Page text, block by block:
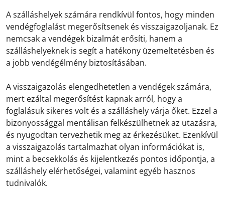
A szálláshelyek számára rendkívül fontos, hogy minden
vendégfoglalást megerősítsenek és visszaigazoljanak. Ez
nemcsak a vendégek bizalmát erősíti, hanem a
szálláshelyeknek is segít a hatékony üzemeltetésben és
a jobb vendégélmény biztosításában.
A visszaigazolás elengedhetetlen a vendégek számára,
mert ezáltal megerősítést kapnak arról, hogy a
foglalásuk sikeres volt és a szálláshely várja őket. Ezzel a
bizonyossággal mentálisan felkészülhetnek az utazásra,
és nyugodtan tervezhetik meg az érkezésüket. Ezenkívül
a visszaigazolás tartalmazhat olyan információkat is,
mint a becsekkolás és kijelentkezés pontos időpontja, a
szálláshely elérhetőségei, valamint egyéb hasznos
tudnivalók.